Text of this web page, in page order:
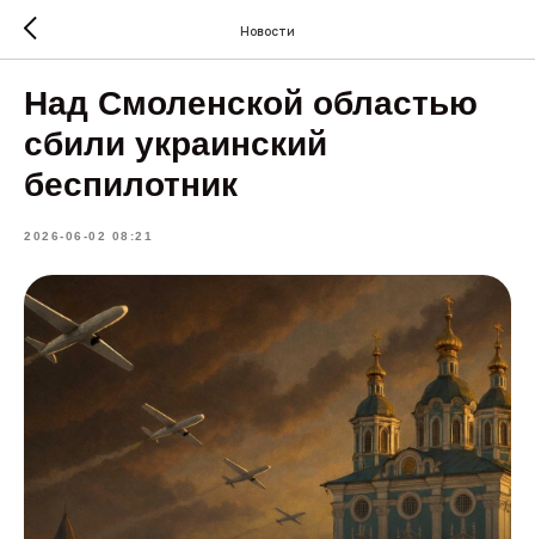
Новости
Над Смоленской областью
сбили украинский
беспилотник
2026-06-02 08:21